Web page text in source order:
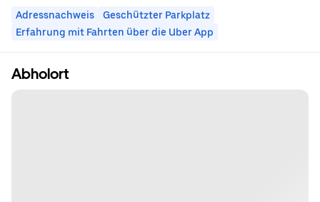
Adressnachweis
Geschützter Parkplatz
Erfahrung mit Fahrten über die Uber App
Abholort